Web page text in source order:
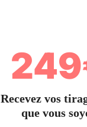
Recevez vos
que vous